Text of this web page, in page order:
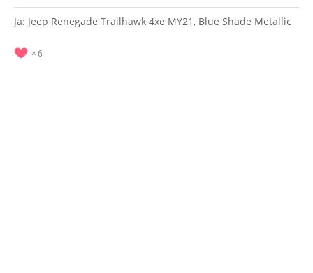
Ja: Jeep Renegade Trailhawk 4xe MY21, Blue Shade Metallic
6